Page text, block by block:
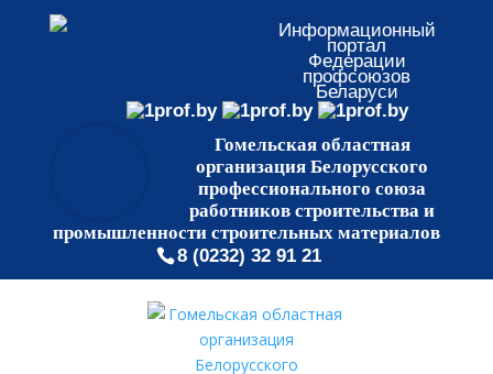
Информационный
портал
Федерации
профсоюзов
Беларуси
Гомельская областная
организация Белорусского
профессионального союза
работников строительства и
промышленности строительных материалов
8 (0232) 32 91 21